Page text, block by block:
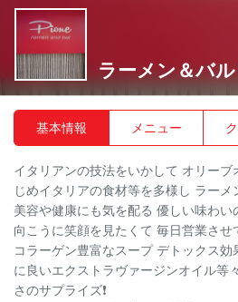
ラーメン＆バ
基本情報 メニュー
イタリアンの技法をいかして オリー
じめイタリアの食材等を多様し ラーメ
美容や健康にも気を配る 優しい味わ
向こうに笑顔を見たくて 毎日営業させ
コラーゲン豊富なスープ デトックス
に良いエクストラヴァージンオイル等
さのサプライズ❗